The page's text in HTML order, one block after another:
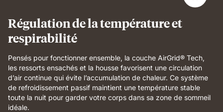
breathable
comfort.
Régulation de la température et
respirabilité
Pensés pour fonctionner ensemble, la couche AirGrid® Tech,
les ressorts ensachés et la housse favorisent une circulation
d’air continue qui évite l’accumulation de chaleur. Ce système
de refroidissement passif maintient une température stable
toute la nuit pour garder votre corps dans sa zone de sommeil
idéale.